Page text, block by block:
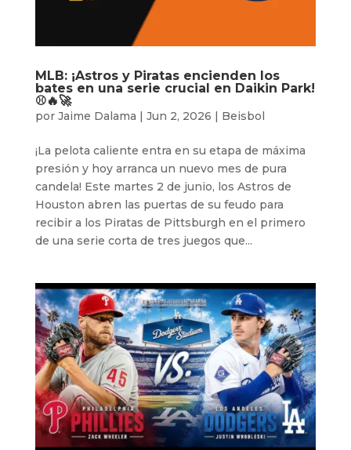
MLB: ¡Astros y Piratas encienden los
bates en una serie crucial en Daikin Park!
⚾️🔥🚀
por Jaime Dalama | Jun 2, 2026 | Beisbol
¡La pelota caliente entra en su etapa de máxima
presión y hoy arranca un nuevo mes de pura
candela! Este martes 2 de junio, los Astros de
Houston abren las puertas de su feudo para
recibir a los Piratas de Pittsburgh en el primero
de una serie corta de tres juegos que...